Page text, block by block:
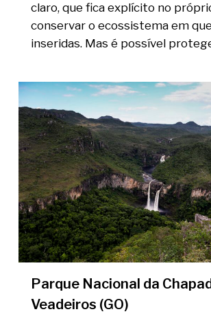
claro, que fica explícito no
conservar o ecossistema em
inseridas. Mas é possível
Parque Nacional da
Veadeiros (GO)